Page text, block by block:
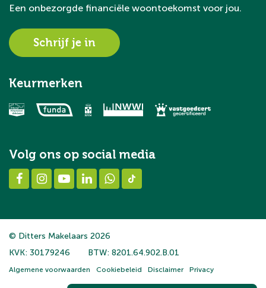
Een onbezorgde financiële woontoekomst voor jou.
Schrijf je in
Keurmerken
Volg ons op social media
© Ditters Makelaars 2026
KVK: 30179246
BTW: 8201.64.902.B.01
Algemene voorwaarden Cookiebeleid Disclaimer Privacy